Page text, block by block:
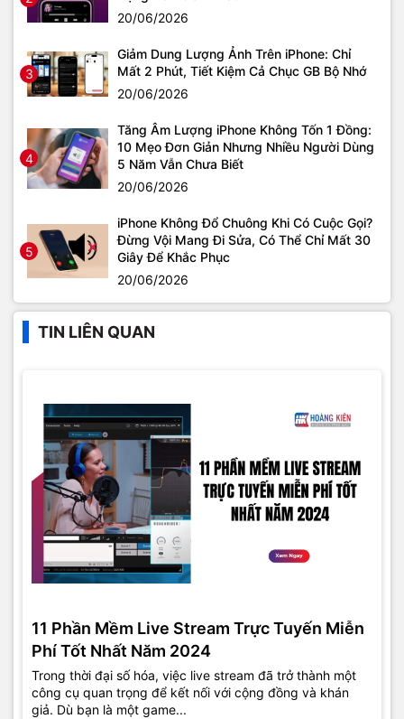
20/06/2026
3
Giảm Dung Lượng Ảnh Trên iPhone: Chỉ
Mất 2 Phút, Tiết Kiệm Cả Chục GB Bộ Nhớ
20/06/2026
4
Tăng Âm Lượng iPhone Không Tốn 1 Đồng:
10 Mẹo Đơn Giản Nhưng Nhiều Người Dùng
5 Năm Vẫn Chưa Biết
20/06/2026
5
iPhone Không Đổ Chuông Khi Có Cuộc Gọi?
Đừng Vội Mang Đi Sửa, Có Thể Chỉ Mất 30
Giây Để Khắc Phục
20/06/2026
TIN LIÊN QUAN
11 Phần Mềm Live Stream Trực Tuyến Miễn
Phí Tốt Nhất Năm 2024
Trong thời đại số hóa, việc live stream đã trở thành một
công cụ quan trọng để kết nối với cộng đồng và khán
giả. Dù bạn là một game...